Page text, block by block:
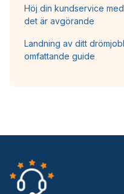
Höj din kundservice
det är avgörande
Landning av ditt
omfattande guide